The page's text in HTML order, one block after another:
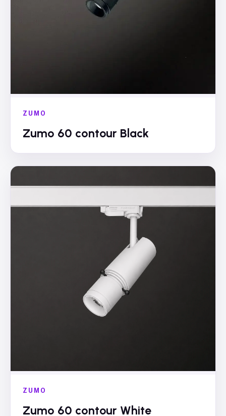
ZUMO
Zumo 60 contour Black
ZUMO
Zumo 60 contour White